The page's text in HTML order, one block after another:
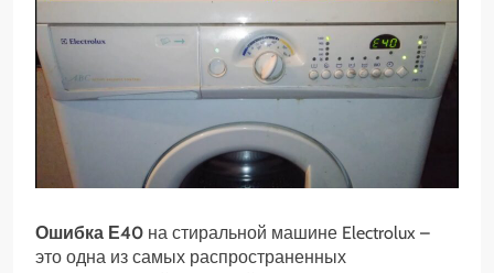
Ошибка Е40 на стиральной машине Electrolux –
это одна из самых распространенных